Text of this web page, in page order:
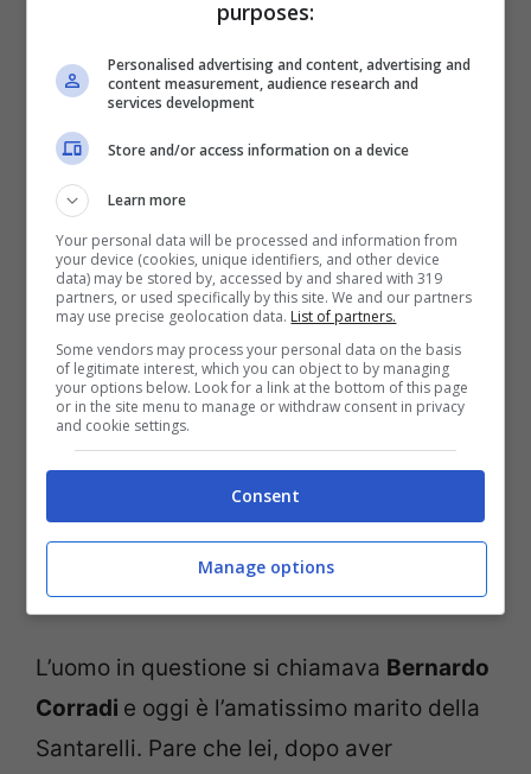
durante una prova per l’accaparramento di
cibo.
All’epoca deL’Isola dei Famosi,
fidanzata con Andrea,ma pare abbia
vissuto un
per un uomo che aveva visto solo in
fotografia su uncalendario sportivo.
L’uomo in questione si chiamava Bernardo
Corradi e oggi è l’amatissimo marito della
Santarelli. Pare che lei, dopo aver
purposes:
Personalised advertising and content, advertising and
content measurement, audience research and
services development
Store and/or access information on a device
Learn more
Your personal data will be processed and information from
your device (cookies, unique identifiers, and other device
data) may be stored by, accessed by and shared with 319
partners, or used specifically by this site. We and our partners
may use precise geolocation data. List of partners.
Some vendors may process your personal data on the basis
of legitimate interest, which you can object to by managing
your options below. Look for a link at the bottom of this page
or in the site menu to manage or withdraw consent in privacy
and cookie settings.
Consent
Manage options